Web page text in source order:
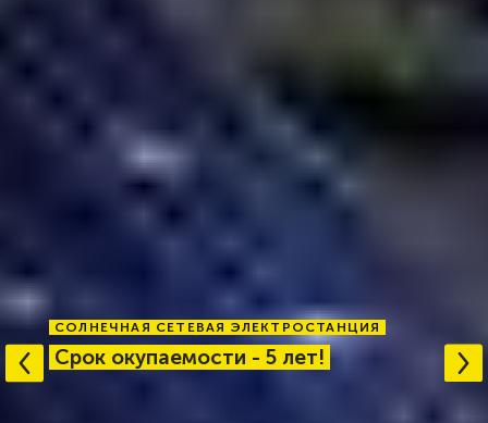
СОЛНЕЧНАЯ СЕТЕВАЯ ЭЛЕКТРОСТАНЦИЯ
Срок окупаемости - 5 лет!